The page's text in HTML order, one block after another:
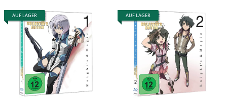
AUF LAGER AUF LAGER